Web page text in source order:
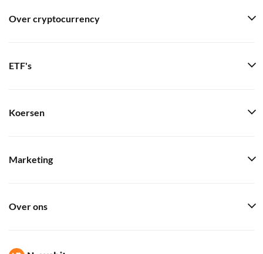
Over cryptocurrency
ETF's
Koersen
Marketing
Over ons